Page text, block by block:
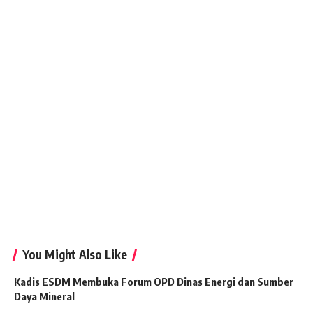
You Might Also Like
Kadis ESDM Membuka Forum OPD Dinas Energi dan Sumber
Daya Mineral